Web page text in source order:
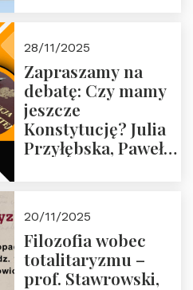
28/11/2025
Zapraszamy na
debatę: Czy mamy
jeszcze
Konstytucję? Julia
Przyłębska, Paweł
Przemysław
Sobolewski – 4
grudnia 2025 r.
godz. 18:00.
20/11/2025
Filozofia wobec
totalitaryzmu –
prof. Stawrowski,